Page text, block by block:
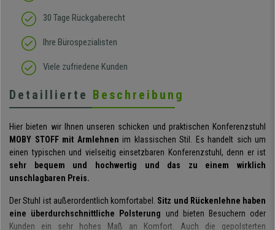
30 Tage Rückgaberecht
Ihre Bürospezialisten
Viele zufriedene Kunden
Detaillierte Beschreibung
Hier bieten wir Ihnen unseren schicken und praktischen Konferenzstuhl
MOBY STOFF mit Armlehnen im klassischen Stil. Es handelt sich um
einen typischen und vielseitig einsetzbaren Konferenzstuhl, denn er ist
sehr bequem und hochwertig und das zu einem wirklich
unschlagbaren Preis.
Der Stuhl ist außerordentlich komfortabel. Sitz und Rückenlehne haben
eine überdurchschnittliche Polsterung und bieten Besuchern oder
Kunden ein sehr hohes Maß an Komfort. Auch die gepolsterten